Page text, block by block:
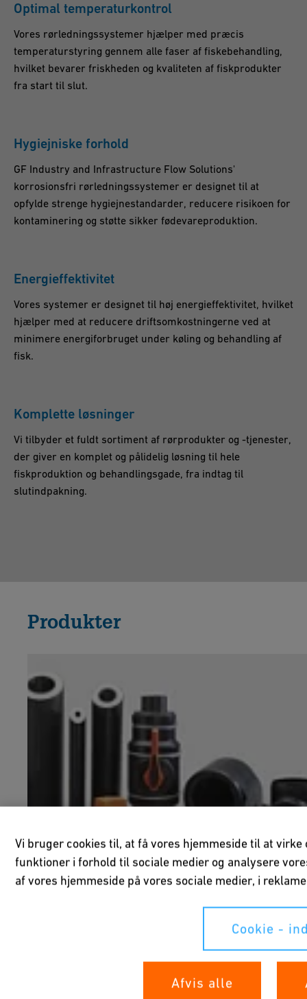
Optimal temperaturkontrol
Vores rørledningssystemer hjælper med præcis
temperaturstyring gennem alle faser af fiskebehandling,
hvilket bevarer friskheden og kvaliteten af fiskprodukter
fra start til slut.
Hygiejniske forhold
GF Industry and Infrastructure Flow Solutions'
korrosionsfri rørledningssystemer er designet til at
opfylde strenge hygiejnestandarder, reducere risikoen for
kontaminering og støtte sikker fødevareproduktion.
Energieffektivitet
Vores systemer er designet til høj energieffektivitet, hvilket
hjælper med at reducere driftsomkostningerne ved at
minimere energiforbruget under køling og behandling af
fisk.
Komplette løsninger
Vi tilbyder et fuldt sortiment af rørprodukter og -tjenester,
der giver en komplet og pålidelig løsning til hele
fiskproduktion og behandlingsgade, fra indtag til
slutindpakning.
Produkter
COOL-FIT 4.0 | Præisoleret Rørsystem
Vi bruger cookies til, at få vores hjemmeside til at
funktioner i forhold til sociale medier og analysere
af vores hjemmeside på vores sociale medier, i
Cookie -
Afvis alle